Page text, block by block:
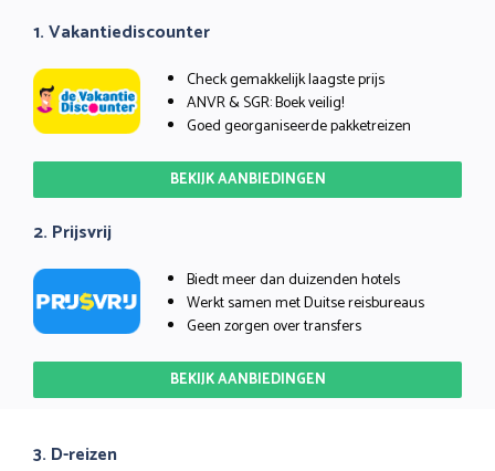
1. Vakantiediscounter
Check gemakkelijk laagste prijs
ANVR & SGR: Boek veilig!
Goed georganiseerde pakketreizen
BEKIJK AANBIEDINGEN
2. Prijsvrij
Biedt meer dan duizenden hotels
Werkt samen met Duitse reisbureaus
Geen zorgen over transfers
BEKIJK AANBIEDINGEN
3. D-reizen